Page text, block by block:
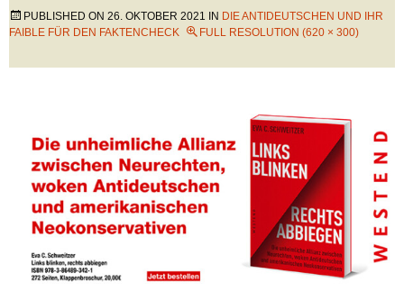
PUBLISHED ON 26. OKTOBER 2021 IN DIE ANTIDEUTSCHEN UND IHR
FAIBLE FÜR DEN FAKTENCHECK
FULL RESOLUTION (620 × 300)